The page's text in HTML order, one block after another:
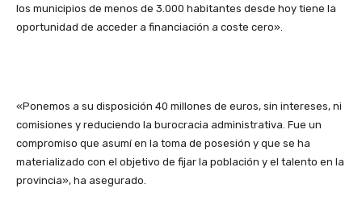
los municipios de menos de 3.000 habitantes desde hoy tiene la
oportunidad de acceder a financiación a coste cero».
«Ponemos a su disposición 40 millones de euros, sin intereses, ni
comisiones y reduciendo la burocracia administrativa. Fue un
compromiso que asumí en la toma de posesión y que se ha
materializado con el objetivo de fijar la población y el talento en la
provincia», ha asegurado.